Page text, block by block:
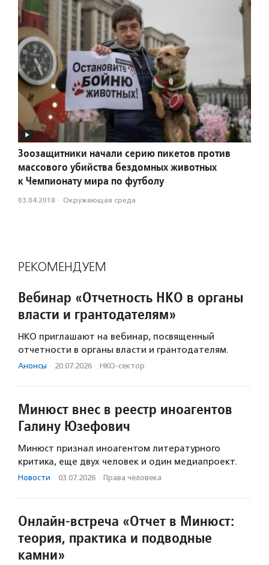
Зоозащитники начали серию пикетов против
массового убийства бездомных животных
к Чемпионату мира по футболу
03.04.2018 · Окружающая среда
РЕКОМЕНДУЕМ
Вебинар «Отчетность НКО в органы
власти и грантодателям»
НКО приглашают на вебинар, посвященный
отчетности в органы власти и грантодателям.
Анонсы · 20.07.2026 · НКО-сектор
Минюст внес в реестр иноагентов
Галину Юзефович
Минюст признал иноагентом литературного
критика, еще двух человек и один медиапроект.
Новости · 03.07.2026 · Права человека
Онлайн-встреча «Отчет в Минюст:
теория, практика и подводные
камни»